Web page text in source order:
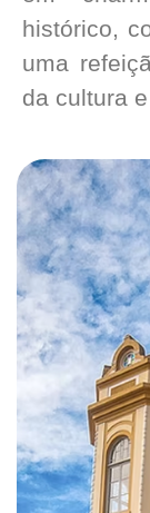
histórico,
uma
da cultura